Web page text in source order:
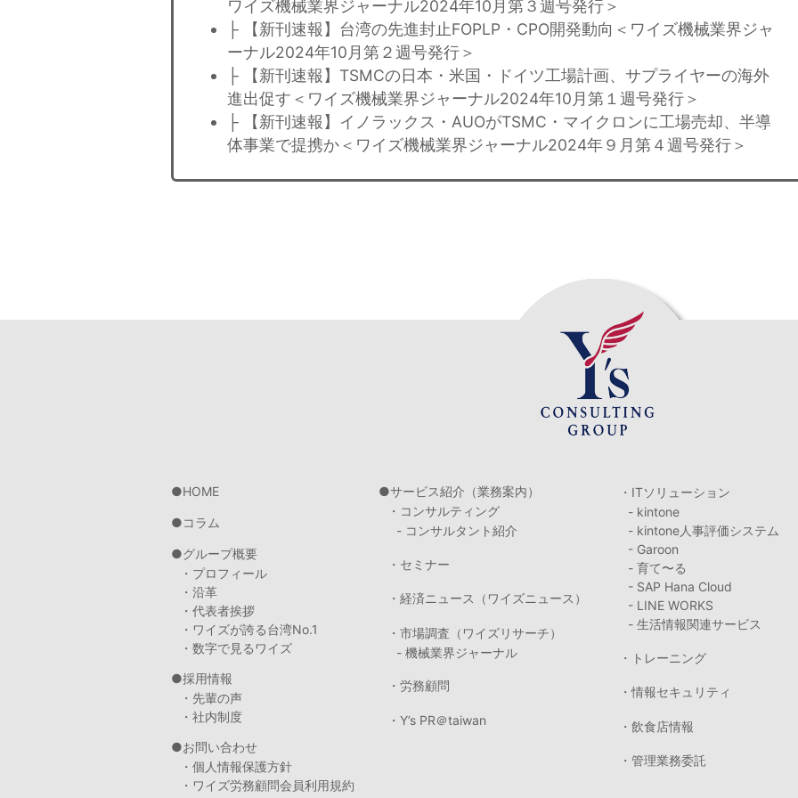
ワイズ機械業界ジャーナル2024年10月第３週号発行＞
├ 【新刊速報】台湾の先進封止FOPLP・CPO開発動向＜ワイズ機械業界ジャ
ーナル2024年10月第２週号発行＞
├ 【新刊速報】TSMCの日本・米国・ドイツ工場計画、サプライヤーの海外
進出促す＜ワイズ機械業界ジャーナル2024年10月第１週号発行＞
├ 【新刊速報】イノラックス・AUOがTSMC・マイクロンに工場売却、半導
体事業で提携か＜ワイズ機械業界ジャーナル2024年９月第４週号発行＞
HOME
コラム
グループ概要
・プロフィール
・沿革
・代表者挨拶
・ワイズが誇る台湾No.1
・数字で見るワイズ
採用情報
・先輩の声
・社内制度
お問い合わせ
・個人情報保護方針
・ワイズ労務顧問会員利用規約
サービス紹介（業務案内）
・コンサルティング
- コンサルタント紹介
・セミナー
・経済ニュース（ワイズニュース）
・市場調査（ワイズリサーチ）
- 機械業界ジャーナル
・労務顧問
・Y’s PR＠taiwan
・ITソリューション
- kintone
- kintone人事評価システム
- Garoon
- 育て〜る
- SAP Hana Cloud
- LINE WORKS
- 生活情報関連サービス
・トレーニング
・情報セキュリティ
・飲食店情報
・管理業務委託